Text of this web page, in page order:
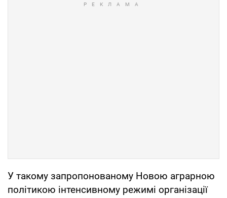
У такому запропонованому Новою аграрною
політикою інтенсивному режимі організації